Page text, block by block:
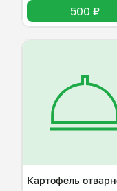
500 ₽
Картофель